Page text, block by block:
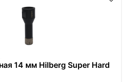
14 мм Hilberg Super Hard